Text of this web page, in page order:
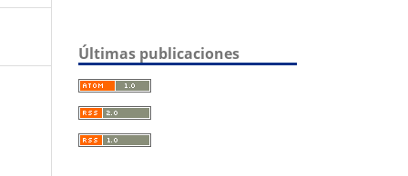
Últimas publicaciones